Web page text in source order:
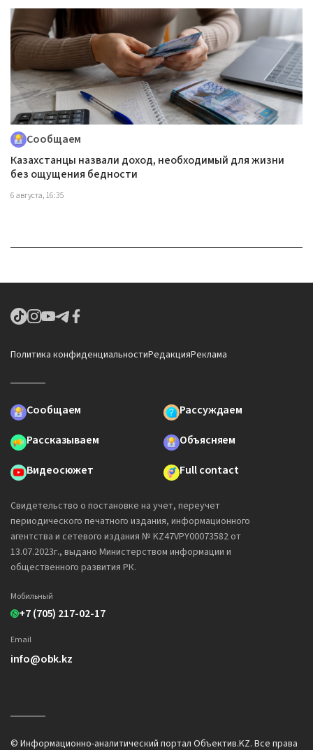
Сообщаем
Казахстанцы назвали доход, необходимый для жизни
без ощущения бедности
6 августа, 16:35
Политика конфиденциальностиРедакцияРеклама
Сообщаем
Рассуждаем
Рассказываем
Объясняем
Видеосюжет
Full contact
Свидетельство о постановке на учет, переучет
периодического печатного издания, информационного
агентства и сетевого издания № KZ47VPY00073582 от
13.07.2023г., выдано Министерством информации и
общественного развития РК.
Мобильный
+7 (705) 217-02-17
Email
info@obk.kz
© Информационно-аналитический портал Объектив.KZ. Все права